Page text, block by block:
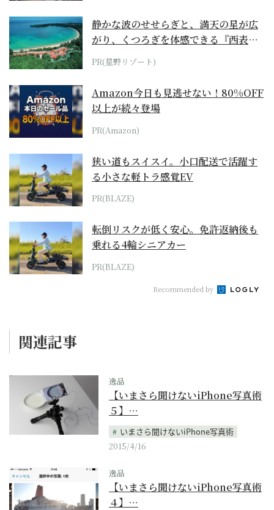
静かな波のせせらぎと、満天の星が広
がり、くつろぎを体感できる『西表島
ホテル by...
PR(星野リゾート)
Amazon今日も見逃せない！80%OFF
以上が続々登場
PR(Amazon)
狭い道もスイスイ。小口配送で活躍す
る小さな軽トラ感覚EV
PR(BLAZE)
転倒リスクが低く安心。免許返納後も
乗れる4輪シニアカー
PR(BLAZE)
Recommended by
関連記事
逸品
【いまさら聞けないiPhone写真術
５】…
いまさら聞けないiPhone写真術
2015/4/16
逸品
【いまさら聞けないiPhone写真術
４】…